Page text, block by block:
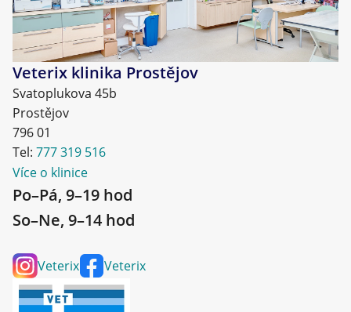
Veterix klinika Prostějov
Svatoplukova 45b
Prostějov
796 01
Tel: 777 319 516
Více o klinice
Po–Pá, 9–19 hod
So–Ne, 9–14 hod
Veterix Veterix